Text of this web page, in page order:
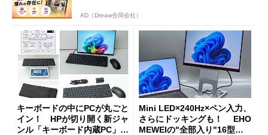
AD（Dreaw合同会社）
キーボードの中にPCが丸ごと
イン！ HPが切り開く新ジャ
ンル「キーボード内蔵PC」の
Mini LED×240Hz×ペン入力、
さらにドッキングも！ EHO
MEWEIの"全部入り"16型モ